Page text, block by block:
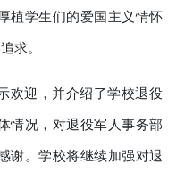
植学生们的爱国主义情怀
求。
欢迎，并介绍了学校退役
情况，对退役军人事务部
谢。学校将继续加强对退